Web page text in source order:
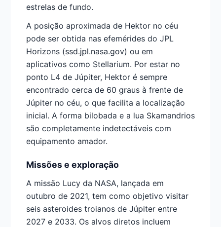
estrelas de fundo.
A posição aproximada de Hektor no céu
pode ser obtida nas efemérides do JPL
Horizons (ssd.jpl.nasa.gov) ou em
aplicativos como Stellarium. Por estar no
ponto L4 de Júpiter, Hektor é sempre
encontrado cerca de 60 graus à frente de
Júpiter no céu, o que facilita a localização
inicial. A forma bilobada e a lua Skamandrios
são completamente indetectáveis com
equipamento amador.
Missões e exploração
A missão Lucy da NASA, lançada em
outubro de 2021, tem como objetivo visitar
seis asteroides troianos de Júpiter entre
2027 e 2033. Os alvos diretos incluem